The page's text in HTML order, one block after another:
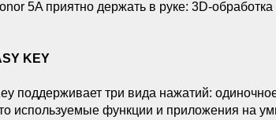
5A приятно держать в руке: 3D-обработка
KEY
поддерживает три вида нажатий:
используемые функции и приложения на